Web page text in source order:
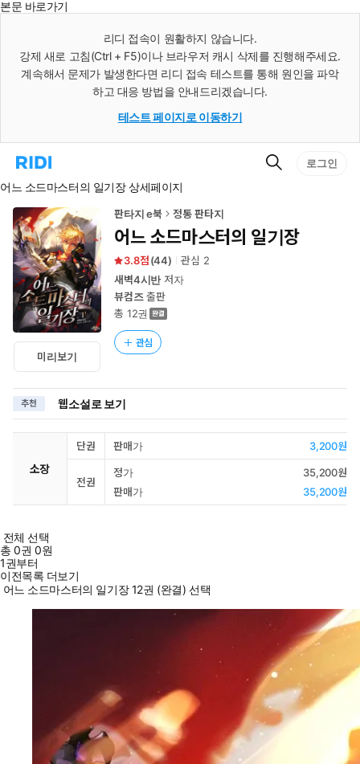
본문 바로가기
리디 접속이 원활하지 않습니다.
강제 새로 고침(Ctrl + F5)이나 브라우저 캐시 삭제를 진행해주세요.
계속해서 문제가 발생한다면 리디 접속 테스트를 통해 원인을 파악
하고 대응 방법을 안내드리겠습니다.
테스트 페이지로 이동하기
리
홈
로
이
동
검
로그인
어느 소드마스터의 일기장 상세페이지
미리보기
판타지 e북 정통 판타지
어느 소드마스터의 일기장
3.8 (44) 관심 2
새벽4시반저자
뷰컴즈출판
총 12권
관심
추천 웹소설로 보기
소장
단권 판매가 3,200원
전권
정가
35,200원
판매가
35,200원
전체 선택
총0권 0원
1권부터
이전목록 더보기
어느 소드마스터의 일기장 12권 (완결) 선택